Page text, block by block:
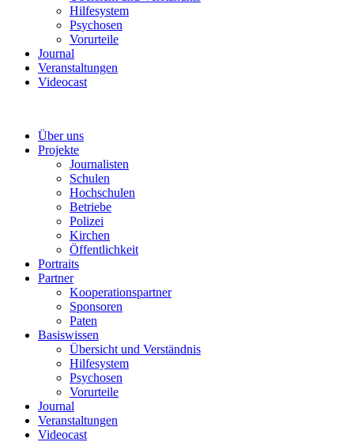
Hilfesystem
Psychosen
Vorurteile
Journal
Veranstaltungen
Videocast
Über uns
Projekte
Journalisten
Schulen
Hochschulen
Betriebe
Polizei
Kirchen
Öffentlichkeit
Portraits
Partner
Kooperationspartner
Sponsoren
Paten
Basiswissen
Übersicht und Verständnis
Hilfesystem
Psychosen
Vorurteile
Journal
Veranstaltungen
Videocast